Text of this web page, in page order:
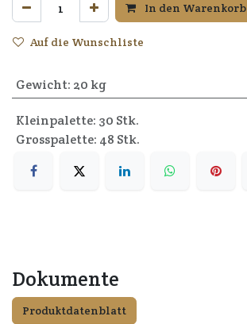
In den Warenkorb
Auf die Wunschliste
Gewicht: 20 kg
Kleinpalette: 30 Stk.
Grosspalette: 48 Stk.
Dokumente
Produktdatenblatt